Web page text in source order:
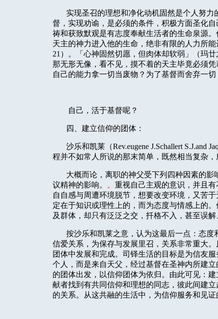
实现圣召的理想和净化动机固然是个人努
督，实现劝谕，是必须的条件，积极方面圣化
祷和获致默观是有志度奉献生活者的生命泉源
天主的神力进入他的生命，绝非有限的人力所
21 ）。「心神固然切愿，但肉体却软弱」（玛廿
那无形无像，看不见，摸不着的天主毕竟必须
自己的能力拿一切当废物？为了基督而舍弃一
自己，活于基督呢？
四、建立信仰的团体：
沙乐和凯莱（Rev.eugene J.Schallert S.J.and
程并不如常人所说的那末简单，既然相当复杂
大概而论，离职的神父受下列四种因素的
议精神的影响。
。 重视自己主观的意识，并且
自自感与周遭环境脱节，想要改变环境，又苦
定在于知识或理性上的，而为态度与情感上的
及群体，却只有泛泛之交，扦格不入，甚至误
按沙乐和凯莱之意，认为这最后一点：态
信爱关系，为保存与发展里召，关系非常重大
团体中发展和完成。司铎生活的目标是为信友
个人，而是来自天父，经过基督在圣神内所建
的团体出发，以信仰团体为依归。由此可见：
献者找到有共同信仰和理想的同志，彼此间建
的关系。从这共融的生活中，为信仰服务和见